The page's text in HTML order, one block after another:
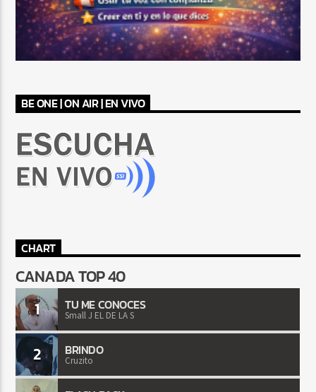
BE ONE | ON AIR | EN VIVO
CHART
CANADA TOP 40
1 TU ME CONOCES
Small J EL DE LA S
2 BRINDO
Cruzito